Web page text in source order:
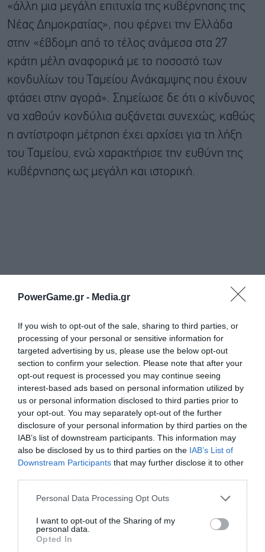
PowerGame.gr - Media.gr
If you wish to opt-out of the sale, sharing to third parties, or
processing of your personal or sensitive information for
targeted advertising by us, please use the below opt-out
section to confirm your selection. Please note that after your
opt-out request is processed you may continue seeing
interest-based ads based on personal information utilized by
us or personal information disclosed to third parties prior to
your opt-out. You may separately opt-out of the further
disclosure of your personal information by third parties on the
IAB’s list of downstream participants. This information may
also be disclosed by us to third parties on the IAB’s List of
Downstream Participants that may further disclose it to other
Personal Data Processing Opt Outs
I want to opt-out of the Sharing of my
personal data.
Opted In
«άλλη μια μεγάλη επιτυχία της κυβέρνησης της
Νέας Δημοκρατίας», που φέρνει την Ελλάδα
στην «έβδομη από το τέλος ανάμεσα στα 27
κράτη μέλη αναφορικά με το ποσοστό των
κονδυλίων του Ταμείου Ανάκαμψης που έχουν
φτάσει στην αγορά». Σημείωσε δε ότι ο κίνδυνος
να χαθούν κονδύλια αυξάνεται συνεχώς, καθώς
η αντίστροφη μέτρηση έχει αρχίσει για τη λήξη
του Ταμείου, ενώ χαρακτήρισε την ευθύνη της
κυβέρνησης ως μεγάλη και ιστορική.
Από την άλλη πλευρά, το υπουργείο Εθνικής
Οικονομίας χαρακτήρισε το γεγονός ότι περίπου
το 48,8% είχε φτάσει στο τέλος του 2025 στους
τελικούς αποδέκτες ως «απολύτως
αναμενόμενο και ισορροπημένο». Πρόσθεσε δε
ότι το ελληνικό σχέδιο είναι οπισθοβαρές, γι’
αυτό και πρόκειται για φυσιολογική εξέλιξη της
επιταχύνονται στο τελικό στάδιο και θα
συνεχίσουν να πραγματοποιούνται και το 2027,
δεδομένου ότι η τελευταία εκταμίευση θα
Εγγραφή στο
newsletter